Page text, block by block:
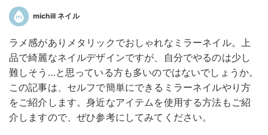
michill ネイル
ラメ感がありメタリックでおしゃれなミラーネイル。上
品で綺麗なネイルデザインですが、自分でやるのは少し
難しそう…と思っている方も多いのではないでしょうか。
この記事は、セルフで簡単にできるミラーネイルやり方
をご紹介します。身近なアイテムを使用する方法もご紹
介しますので、ぜひ参考にしてみてください。